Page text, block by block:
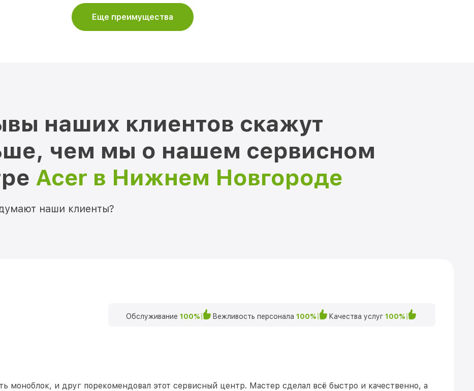
Еще преимущества
наших клиентов скажут
чем мы о нашем сервисном
Acer в Нижнем Новгороде
наши клиенты?
Обслуживание 100% Вежливость персонала 100% Качества услуг 100%
моноблок, и друг порекомендовал этот сервисный центр. Мастер сделал всё быстро и качественно, а